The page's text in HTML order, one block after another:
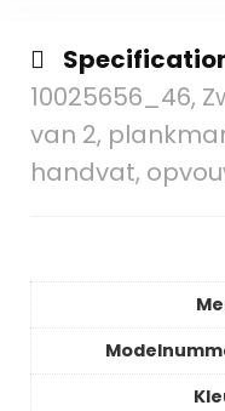
10025656_46,
van 2,
handvat,